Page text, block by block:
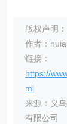
版权声明：
作者：
链接：
https://
ml
来源：义
有限公司